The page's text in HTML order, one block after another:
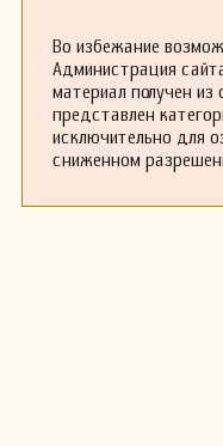
пауком,
ящиком,
заняли
Тижана
жизни и
Во избежание
Администрация
материал получен из
представлен
исключительно для
сниженном